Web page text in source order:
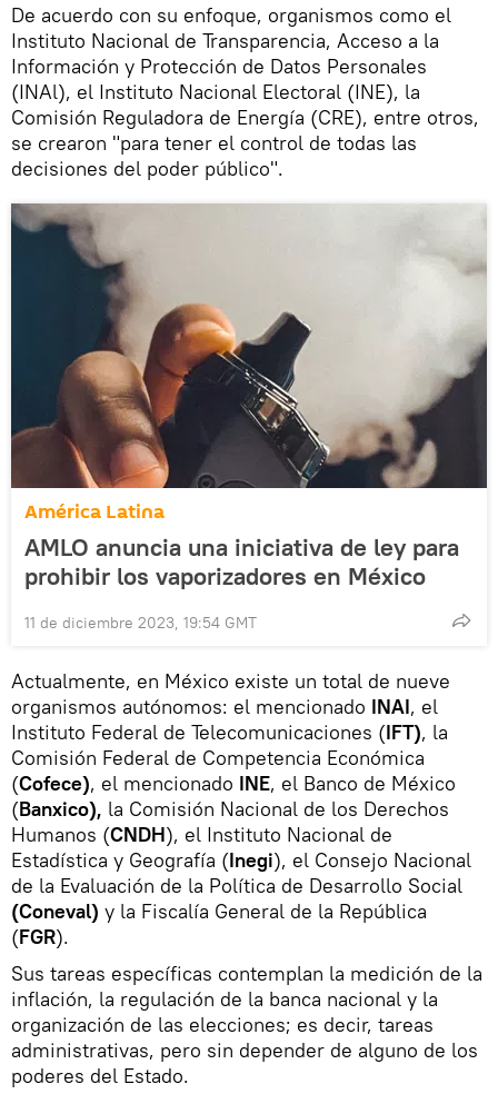
De acuerdo con su enfoque, organismos como el
Instituto Nacional de Transparencia, Acceso a la
Información y Protección de Datos Personales
(INAl), el Instituto Nacional Electoral (INE), la
Comisión Reguladora de Energía (CRE), entre otros,
se crearon "para tener el control de todas las
decisiones del poder público".
América Latina
AMLO anuncia una iniciativa de ley para
prohibir los vaporizadores en México
11 de diciembre 2023, 19:54 GMT
Actualmente, en México existe un total de nueve
organismos autónomos: el mencionado INAI, el
Instituto Federal de Telecomunicaciones (IFT), la
Comisión Federal de Competencia Económica
(Cofece), el mencionado INE, el Banco de México
(Banxico), la Comisión Nacional de los Derechos
Humanos (CNDH), el Instituto Nacional de
Estadística y Geografía (Inegi), el Consejo Nacional
de la Evaluación de la Política de Desarrollo Social
(Coneval) y la Fiscalía General de la República
(FGR).
Sus tareas específicas contemplan la medición de la
inflación, la regulación de la banca nacional y la
organización de las elecciones; es decir, tareas
administrativas, pero sin depender de alguno de los
poderes del Estado.